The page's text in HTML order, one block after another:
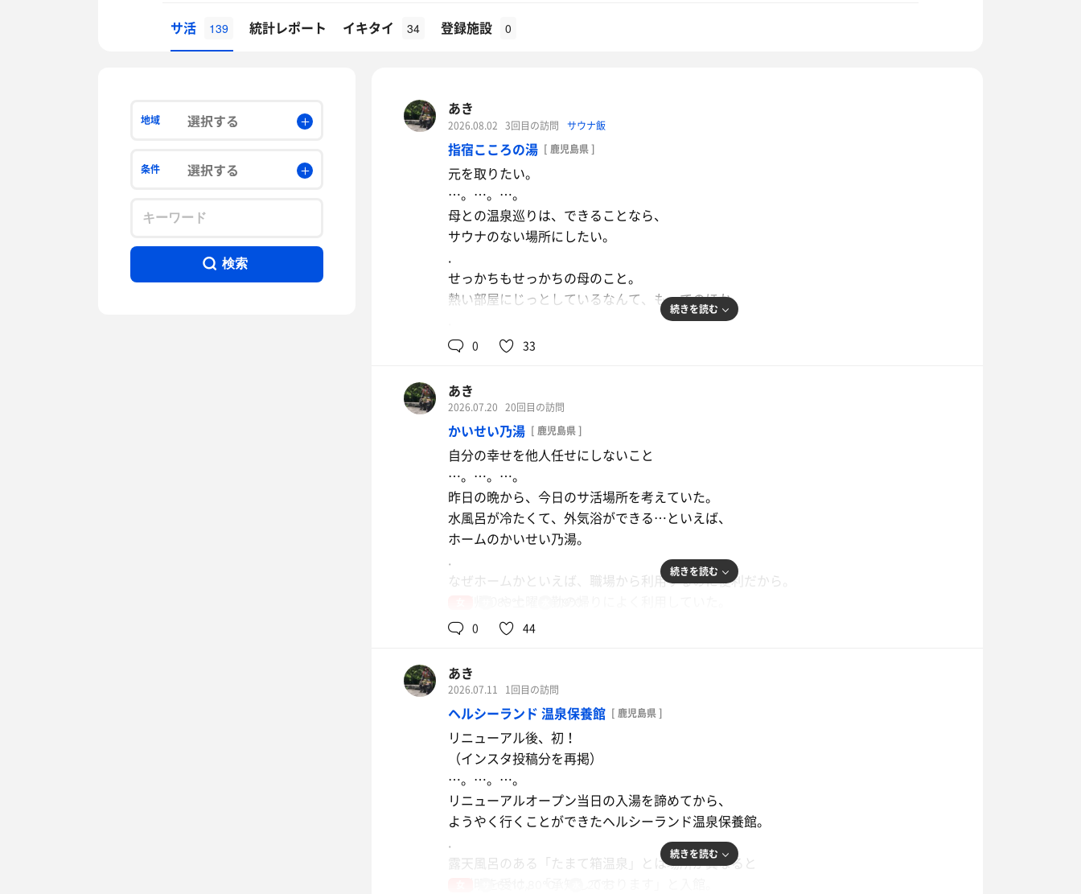
サ活 139 統計レポート イキタイ 34 登録施設 0
地域 選択する
条件 選択する
検索
あき
2026.08.02 3回目の訪問 サウナ飯
指宿こころの湯 [ 鹿児島県 ]
元を取りたい。
…。…。…。
母との温泉巡りは、できることなら、
サウナのない場所にしたい。
.
せっかちもせっかちの母のこと。
熱い部屋にじっとしているなんて、もってのほか。
別にサウナ好きになってもらおうとは思っていない。
.
この日もサウナのないホテルの日帰り入浴を予定していたのだけど、15時開始のはず
が16時開始。
致し方なく、こころの湯へ。
.
いやもう全然。
わたしひとりなら「致し方なく」なんて言葉は使わない。
少なくとも３セットは楽しんで、休日料金900円の元を取る。
.
今回も１セットのみ。
後ろ髪を引かれる思いでサ室を後にし、
.
その代わり４分20円の有料になっていた。
.
せっかちな母は髪も短い。
４分を使い切る前に「はい」とドライヤーを渡してきた。
まぁ……いいんだけどさ。
.
行きの車でも、帰りの車でも、
のべつまくなしに話し続ける母。
返事をしながらも、だんだん頭の中は真っ白になっていく。
続きを読む
0 33
あき
2026.07.20 20回目の訪問
かいせい乃湯 [ 鹿児島県 ]
自分の幸せを他人任せにしないこと
…。…。…。
昨日の晩から、今日のサ活場所を考えていた。
水風呂が冷たくて、外気浴ができる…といえば、
ホームのかいせい乃湯。
.
なぜホームかといえば、職場から利用するのに便利だから。
.
もなら休みの日まで行こうとは思わなかった。
.
退職を決めてから、「こちらを利用する機会も少なくなるのかも」と思い、朝イチで利
用することに。
６時まで駐車場で待機して、１番乗りのつもりが、
すでに５人も利用されていた。
みんな考えることは同じ。
朝サウナも座れないことはないけれど、満席。
１２分、１セット。
続きを読む
0 44
あき
2026.07.11 1回目の訪問
ヘルシーランド 温泉保養館 [ 鹿児島県 ]
リニューアル後、初！
（インスタ投稿分を再掲）
…。…。…。
リニューアルオープン当日の入湯を諦めてから、
ようやく行くことができたヘルシーランド温泉保養館。
.
露天風呂のある「たまて箱温泉」とは場所が異なると
続きを読む